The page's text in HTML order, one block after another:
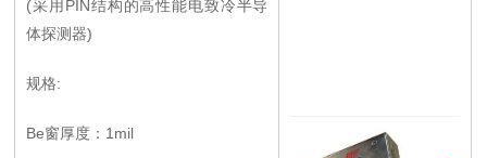
(采用PIN结构的高性能电致冷半导
体探测器)
规格:
Be窗厚度：1mil